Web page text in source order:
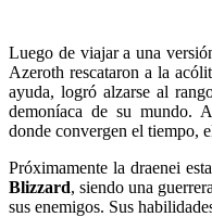
Luego de viajar a una
Azeroth rescataron a la
ayuda, logró alzarse al
demoníaca de su mundo.
donde convergen el tiempo,
Próximamente la draenei
Blizzard, siendo una
sus enemigos. Sus